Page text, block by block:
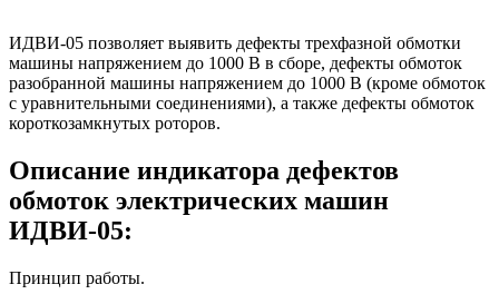
ИДВИ-05 позволяет выявить дефекты трехфазной обмотки
машины напряжением до 1000 В в сборе, дефекты обмоток
разобранной машины напряжением до 1000 В (кроме обмоток
с уравнительными соединениями), а также дефекты обмоток
короткозамкнутых роторов.
Описание индикатора дефектов
обмоток электрических машин
ИДВИ-05:
Принцип работы.